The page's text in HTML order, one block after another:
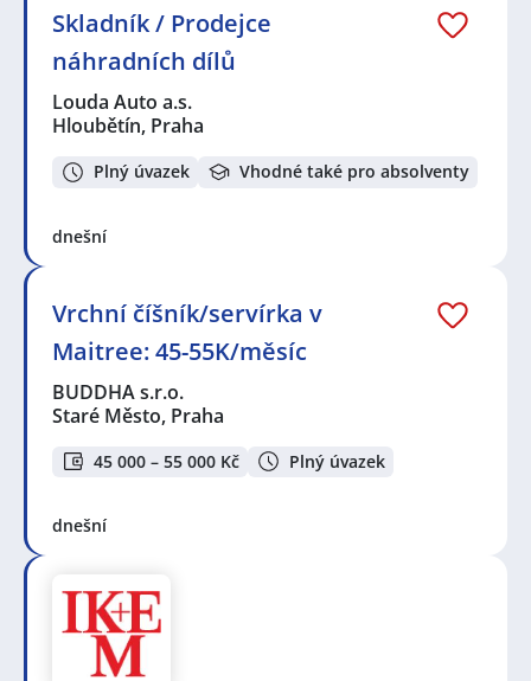
Skladník / Prodejce
náhradních dílů
Louda Auto a.s.
Hloubětín, Praha
Plný úvazek Vhodné také pro absolventy
dnešní
Vrchní číšník/servírka v
Maitree: 45-55K/měsíc
BUDDHA s.r.o.
Staré Město, Praha
45 000 – 55 000 Kč Plný úvazek
dnešní